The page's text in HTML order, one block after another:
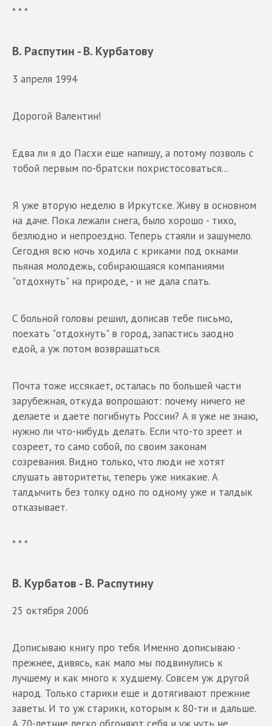
* * *
В. Распутин - В. Курбатову
3 апреля 1994
Дорогой Валентин!
Едва ли я до Пасхи еще напишу, а потому позволь с
тобой первым по-братски похристосоваться...
Я уже вторую неделю в Иркутске. Живу в основном
на даче. Пока лежали снега, было хорошо - тихо,
безлюдно и непроездно. Теперь стаяли и зашумело.
Сегодня всю ночь ходила с криками под окнами
пьяная молодежь, собирающаяся компаниями
"отдохнуть" на природе, - и не дала спать.
С больной головы решил, дописав тебе письмо,
поехать "отдохнуть" в город, запастись заодно
едой, а уж потом возвращаться.
Почта тоже иссякает, осталась по большей части
зарубежная, откуда вопрошают: почему ничего не
делаете и даете погибнуть России? А я уже не знаю,
нужно ли что-нибудь делать. Если что-то зреет и
созреет, то само собой, по своим законам
созревания. Видно только, что люди не хотят
слушать авторитеты, теперь уже никакие. А
талдычить без толку одно по одному уже и талдык
отказывает.
* * *
В. Курбатов - В. Распутину
25 октября 2006
Дописываю книгу про тебя. Именно дописываю -
прежнее, дивясь, как мало мы подвинулись к
лучшему и как много к худшему. Совсем уж другой
народ. Только старики еще и дотягивают прежние
заветы. И то уж старики, которым к 80-ти и дальше.